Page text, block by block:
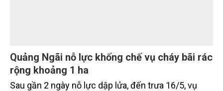
Quảng Ngãi nỗ lực khống chế vụ cháy bãi rác
rộng khoảng 1 ha
Sau gần 2 ngày nỗ lực dập lửa, đến trưa 16/5, vụ